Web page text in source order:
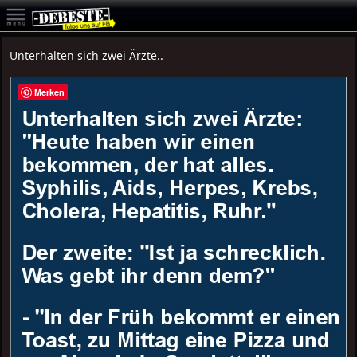
Unterhalten sich zwei Ärzte..
Merken